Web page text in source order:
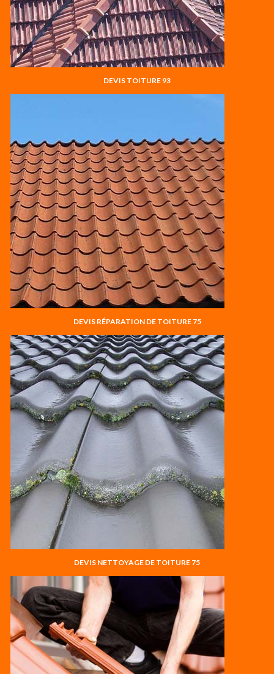
DEVIS TOITURE 93
DEVIS RÉPARATION DE TOITURE 75
DEVIS NETTOYAGE DE TOITURE 75